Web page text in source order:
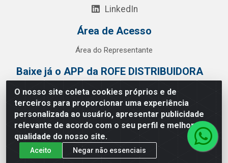
O nosso site coleta cookies próprios e de
terceiros para proporcionar uma experiência
personalizada ao usuário, apresentar publicidade
relevante de acordo com o seu perfil e melhorar a
qualidade do nosso site.
Aceito
Negar não essenciais
LinkedIn
Área de Acesso
Área do Representante
Baixe já o APP da ROFE DISTRIBUIDORA